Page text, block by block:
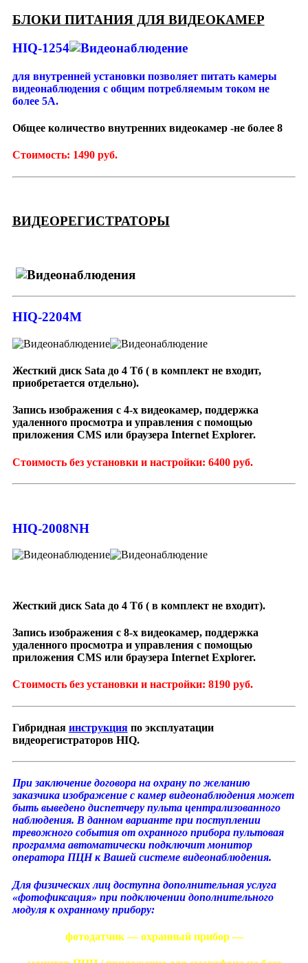
БЛОКИ ПИТАНИЯ ДЛЯ ВИДЕОКАМЕР
HIQ-1254
для внутренней установки позволяет питать камеры
видеонаблюдения с общим потребляемым током не
более 5А.
Общее количество внутренних видеокамер -не более 8
Стоимость: 1490 руб.
ВИДЕОРЕГИСТРАТОРЫ
HIQ-2204M
Жесткий диск Sata до 4 Тб ( в комплект не входит,
приобретается отдельно).
Запись изображения с 4-х видеокамер, поддержка
удаленного просмотра и управления с помощью
приложения CMS или браузера Internet Explorer.
Стоимость без установки и настройки: 6400 руб.
HIQ-2008NH
Жесткий диск Sata до 4 Тб ( в комплект не входит).
Запись изображения с 8-х видеокамер, поддержка
удаленного просмотра и управления с помощью
приложения CMS или браузера Internet Explorer.
Стоимость без установки и настройки: 8190 руб.
Гибридная инструкция по эксплуатации
видеорегистраторов HIQ.
При заключение договора на охрану по желанию
заказчика изображение с камер видеонаблюдения может
быть выведено диспетчеру пульта централизованного
наблюдения. В данном варианте при поступлении
тревожного события от охранного прибора пультовая
программа автоматически подключит монитор
оператора ПЦН к Вашей системе видеонаблюдения.
Для физических лиц доступна дополнительная услуга
«фотофиксация» при подключении дополнительного
модуля к охранному прибору:
фотодатчик — охранный прибор —